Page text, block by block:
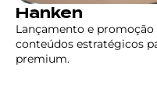
Hanken
Lançamento e
conteúdos estratégicos
premium.